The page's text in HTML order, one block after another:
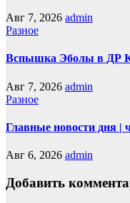
Авг 7, 2026 admin
Разное
Вспышка Эболы в ДР
Авг 7, 2026 admin
Разное
Главные новости дня |
Авг 6, 2026 admin
Добавить